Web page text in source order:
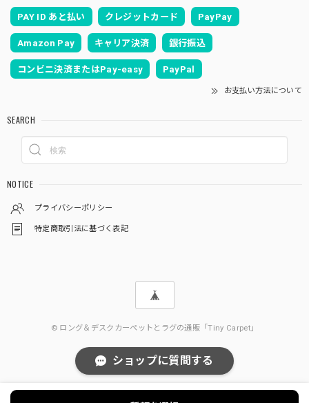
PAY ID あと払い クレジットカード PayPay
Amazon Pay キャリア決済 銀行振込
コンビニ決済またはPay-easy PayPal
お支払い方法について
SEARCH
NOTICE
プライバシーポリシー
特定商取引法に基づく表記
© ロング＆デスクカーペットとラグの通販「Tiny Carpet」
ショップに質問する